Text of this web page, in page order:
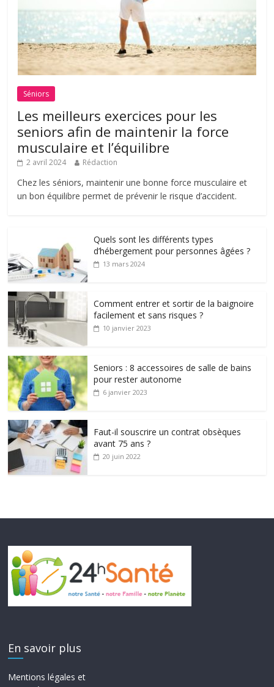
Séniors
Les meilleurs exercices pour les
seniors afin de maintenir la force
musculaire et l’équilibre
2 avril 2024 Rédaction
Chez les séniors, maintenir une bonne force musculaire et
un bon équilibre permet de prévenir le risque d’accident.
Quels sont les différents types
d’hébergement pour personnes âgées ?
13 mars 2024
Comment entrer et sortir de la baignoire
facilement et sans risques ?
10 janvier 2023
Seniors : 8 accessoires de salle de bains
pour rester autonome
6 janvier 2023
Faut-il souscrire un contrat obsèques
avant 75 ans ?
20 juin 2022
En savoir plus
Mentions légales et